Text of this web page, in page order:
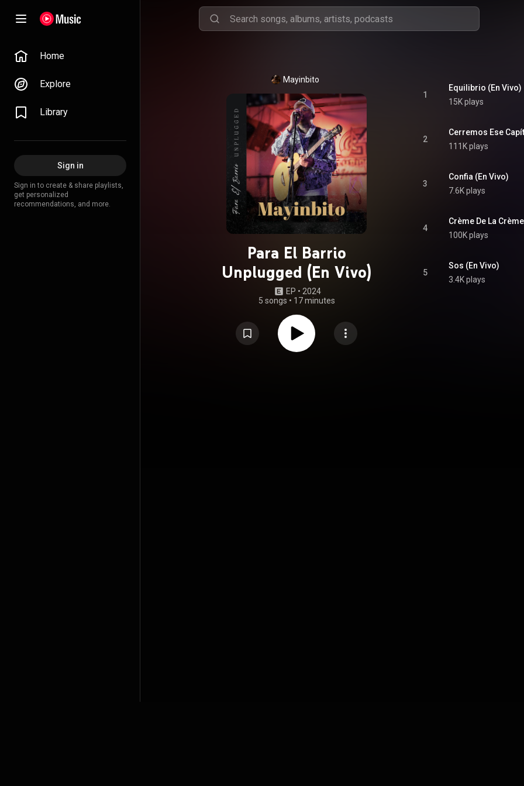
Home
Explore
Library
Sign in
Sign in to create & share playlists,
get personalized
recommendations, and more.
Mayinbito
Para El Barrio
Unplugged (En Vivo)
EP • 2024
5 songs • 17 minutes
1
Equilibrio (En Vivo)
15K plays
2
Cerremos Ese
111K plays
3
Confia (En Vivo)
7.6K plays
4
Crème De La
100K plays
5
Sos (En Vivo)
3.4K plays